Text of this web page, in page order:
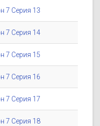
7 Серия 13
7 Серия 14
7 Серия 15
7 Серия 16
7 Серия 17
7 Серия 18